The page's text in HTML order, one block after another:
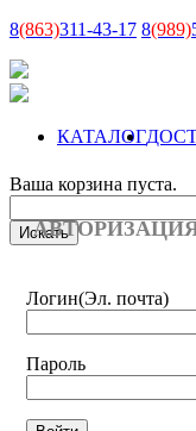
8(863)311-43-17 8(989)
КАТАЛОГ
Ваша корзина пуста.
Логин(Эл. почта)
Пароль